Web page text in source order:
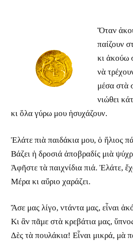
Ὅταν
παίζουν
κι ἀκούω
νὰ
μέσα στὰ
νιώθει
κι ὅλα γύρω μου ἡσυχάζουν.
Ἐλάτε πιὰ παιδάκια μου, ὁ ἥλιος
Βάζει ἡ δροσιά ἀποβραδίς μιὰ
Ἀφῆστε τὰ παιχνίδια πιά. Ἐλάτε,
Μέρα κι αὔριο χαράζει.
Ἄσε μας λίγο, ντάντα μας, εἶναι
Κι ἂν πᾶμε στὰ κρεβάτια μας,
Δὲς τὰ πουλάκια! Εἶναι μικρά, μὰ